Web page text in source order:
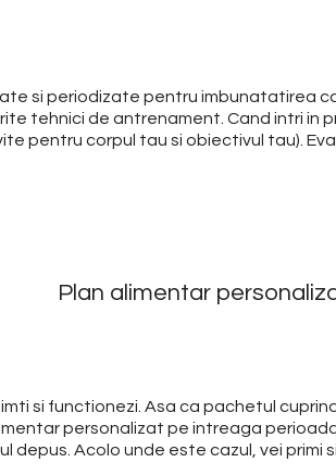
si periodizate pentru imbunatatirea
tehnici de antrenament. Cand intri in
pentru corpul tau si obiectivul tau).
Plan alimentar
si functionezi. Asa ca pachetul
personalizat pe intreaga
Acolo unde este cazul, vei primi